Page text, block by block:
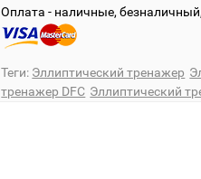
Оплата - наличные,
Теги: Эллиптический тренажер
тренажер DFC Эллиптический